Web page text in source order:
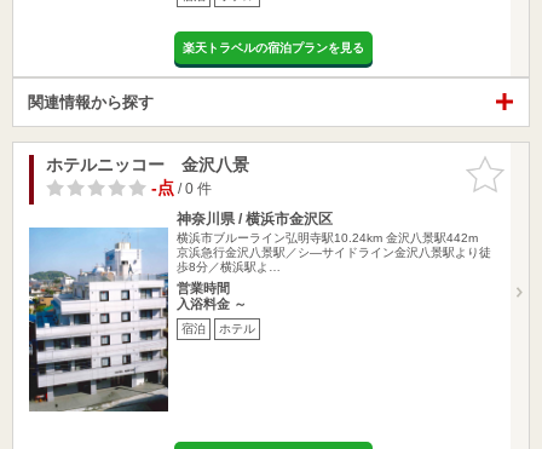
楽天トラベルの宿泊プランを見る
関連情報から探す
お気に入
りに追加
ホテルニッコー 金沢八景
-点/ 0 件
神奈川県 / 横浜市金沢区
横浜市ブルーライン弘明寺駅10.24km 金沢八景駅442m
京浜急行金沢八景駅／シ―サイドライン金沢八景駅より徒
歩8分／横浜駅よ…
営業時間
入浴料金 ～
宿泊 ホテル